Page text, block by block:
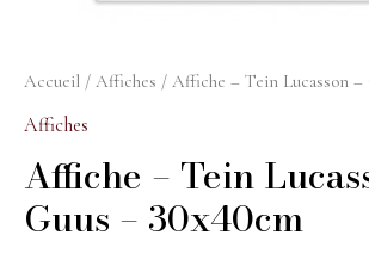
Accueil / Affiches / Affiche – Tein Lucasson –
Affiches
Affiche – Tein
Guus – 30x40cm